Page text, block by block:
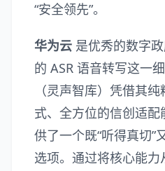
“安全领先”。
华为云 是优秀的数字
的 ASR 语音转写这一细
（灵声智库）凭借其纯
式、全方位的信创适
供了一个既“听得真切”
选项。通过将核心能